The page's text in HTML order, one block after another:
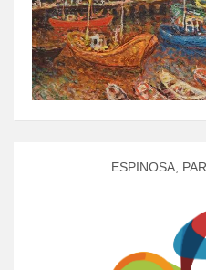
ESPINOSA,